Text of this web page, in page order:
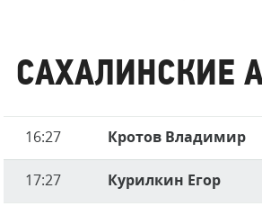
САХАЛИНСКИЕ
Время
Имя
16:27 Кротов Владимир
17:27 Курилкин Егор